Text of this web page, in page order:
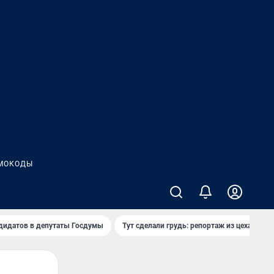
в депутаты Госдумы Тут сделали грудь: репортаж из цеха